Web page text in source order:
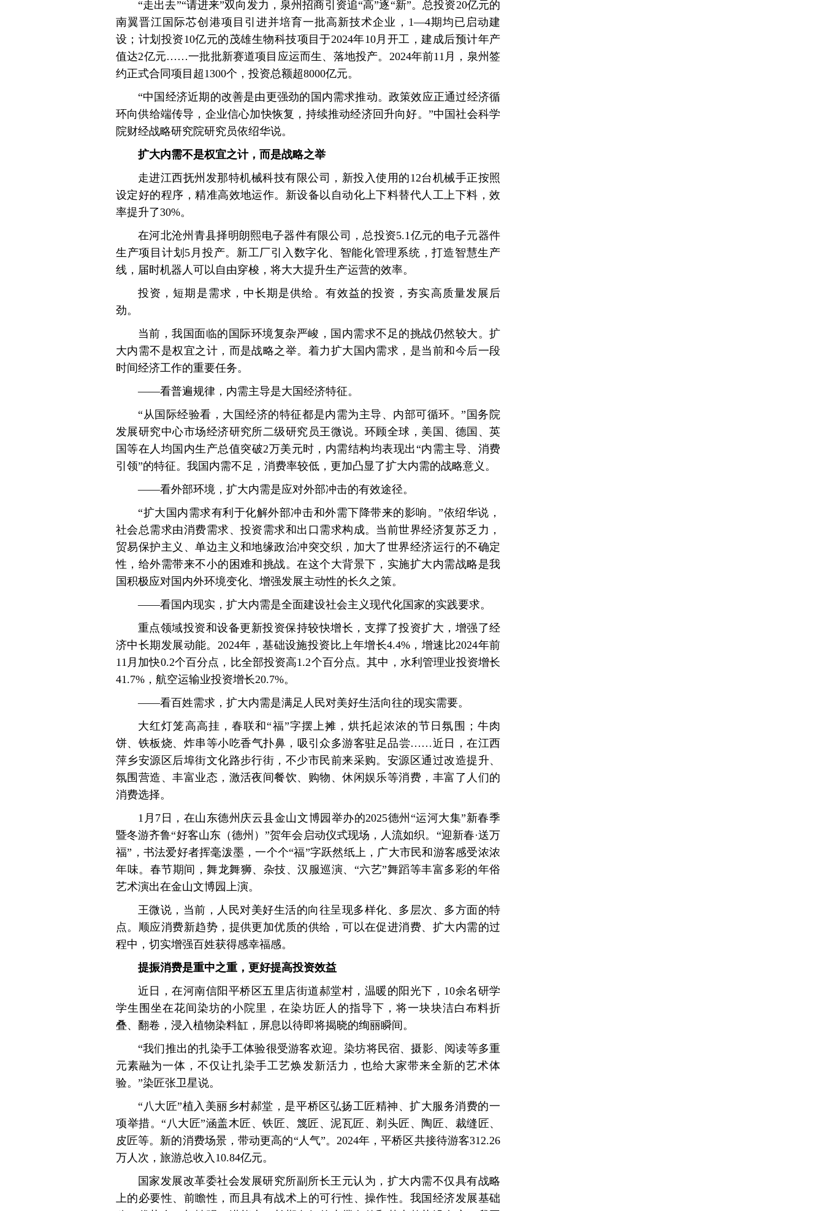
“走出去”“请进来”双向发力，泉州招商引资追“高”逐“新”。总投资20亿元的
南翼晋江国际芯创港项目引进并培育一批高新技术企业，1—4期均已启动建
设；计划投资10亿元的茂雄生物科技项目于2024年10月开工，建成后预计年产
值达2亿元……一批批新赛道项目应运而生、落地投产。2024年前11月，泉州签
约正式合同项目超1300个，投资总额超8000亿元。
“中国经济近期的改善是由更强劲的国内需求推动。政策效应正通过经济循
环向供给端传导，企业信心加快恢复，持续推动经济回升向好。”中国社会科学
院财经战略研究院研究员依绍华说。
扩大内需不是权宜之计，而是战略之举
走进江西抚州发那特机械科技有限公司，新投入使用的12台机械手正按照
设定好的程序，精准高效地运作。新设备以自动化上下料替代人工上下料，效
率提升了30%。
在河北沧州青县择明朗熙电子器件有限公司，总投资5.1亿元的电子元器件
生产项目计划5月投产。新工厂引入数字化、智能化管理系统，打造智慧生产
线，届时机器人可以自由穿梭，将大大提升生产运营的效率。
投资，短期是需求，中长期是供给。有效益的投资，夯实高质量发展后
劲。
当前，我国面临的国际环境复杂严峻，国内需求不足的挑战仍然较大。扩
大内需不是权宜之计，而是战略之举。着力扩大国内需求，是当前和今后一段
时间经济工作的重要任务。
——看普遍规律，内需主导是大国经济特征。
“从国际经验看，大国经济的特征都是内需为主导、内部可循环。”国务院
发展研究中心市场经济研究所二级研究员王微说。环顾全球，美国、德国、英
国等在人均国内生产总值突破2万美元时，内需结构均表现出“内需主导、消费
引领”的特征。我国内需不足，消费率较低，更加凸显了扩大内需的战略意义。
——看外部环境，扩大内需是应对外部冲击的有效途径。
“扩大国内需求有利于化解外部冲击和外需下降带来的影响。”依绍华说，
社会总需求由消费需求、投资需求和出口需求构成。当前世界经济复苏乏力，
贸易保护主义、单边主义和地缘政治冲突交织，加大了世界经济运行的不确定
性，给外需带来不小的困难和挑战。在这个大背景下，实施扩大内需战略是我
国积极应对国内外环境变化、增强发展主动性的长久之策。
——看国内现实，扩大内需是全面建设社会主义现代化国家的实践要求。
重点领域投资和设备更新投资保持较快增长，支撑了投资扩大，增强了经
济中长期发展动能。2024年，基础设施投资比上年增长4.4%，增速比2024年前
11月加快0.2个百分点，比全部投资高1.2个百分点。其中，水利管理业投资增长
41.7%，航空运输业投资增长20.7%。
——看百姓需求，扩大内需是满足人民对美好生活向往的现实需要。
大红灯笼高高挂，春联和“福”字摆上摊，烘托起浓浓的节日氛围；牛肉
饼、铁板烧、炸串等小吃香气扑鼻，吸引众多游客驻足品尝……近日，在江西
萍乡安源区后埠街文化路步行街，不少市民前来采购。安源区通过改造提升、
氛围营造、丰富业态，激活夜间餐饮、购物、休闲娱乐等消费，丰富了人们的
消费选择。
1月7日，在山东德州庆云县金山文博园举办的2025德州“运河大集”新春季
暨冬游齐鲁“好客山东（德州）”贺年会启动仪式现场，人流如织。“迎新春·送万
福”，书法爱好者挥毫泼墨，一个个“福”字跃然纸上，广大市民和游客感受浓浓
年味。春节期间，舞龙舞狮、杂技、汉服巡演、“六艺”舞蹈等丰富多彩的年俗
艺术演出在金山文博园上演。
王微说，当前，人民对美好生活的向往呈现多样化、多层次、多方面的特
点。顺应消费新趋势，提供更加优质的供给，可以在促进消费、扩大内需的过
程中，切实增强百姓获得感幸福感。
提振消费是重中之重，更好提高投资效益
近日，在河南信阳平桥区五里店街道郝堂村，温暖的阳光下，10余名研学
学生围坐在花间染坊的小院里，在染坊匠人的指导下，将一块块洁白布料折
叠、翻卷，浸入植物染料缸，屏息以待即将揭晓的绚丽瞬间。
“我们推出的扎染手工体验很受游客欢迎。染坊将民宿、摄影、阅读等多重
元素融为一体，不仅让扎染手工艺焕发新活力，也给大家带来全新的艺术体
验。”染匠张卫星说。
“八大匠”植入美丽乡村郝堂，是平桥区弘扬工匠精神、扩大服务消费的一
项举措。“八大匠”涵盖木匠、铁匠、篾匠、泥瓦匠、剃头匠、陶匠、裁缝匠、
皮匠等。新的消费场景，带动更高的“人气”。2024年，平桥区共接待游客312.26
万人次，旅游总收入10.84亿元。
国家发展改革委社会发展研究所副所长王元认为，扩大内需不仅具有战略
上的必要性、前瞻性，而且具有战术上的可行性、操作性。我国经济发展基础